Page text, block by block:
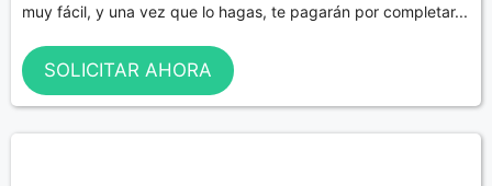
muy fácil, y una vez que lo hagas, te pagarán por completar...
SOLICITAR AHORA